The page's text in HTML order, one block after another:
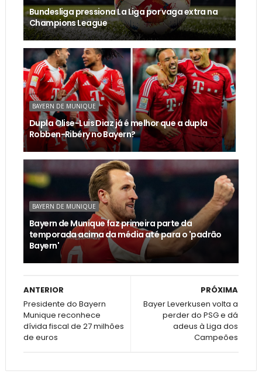
Bundesliga pressiona La Liga por vaga extra na
Champions League
BAYERN DE MUNIQUE
Dupla Olise-Luis Diaz já é melhor que a dupla
Robben-Ribéry no Bayern?
BAYERN DE MUNIQUE
Bayern de Munique faz primeira parte da
temporada acima da média até para o 'padrão
Bayern'
PRÓXIMA
Bayer Leverkusen volta a
perder do PSG e dá
adeus à Liga dos
Campeões
ANTERIOR
Presidente do Bayern
Munique reconhece
dívida fiscal de 27 milhões
de euros